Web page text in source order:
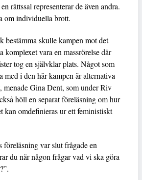
rättssal representerar de även andra.
om individuella brott.
bestämma skulle kampen mot det
komplexet vara en massrörelse där
tog en självklar plats. Något som
med i den här kampen är alternativa
menade Gina Dent, som under Riv
höll en separat föreläsning om hur
kan omdefinieras ur ett feministiskt
föreläsning var slut frågade en
du när någon frågar vad vi ska göra